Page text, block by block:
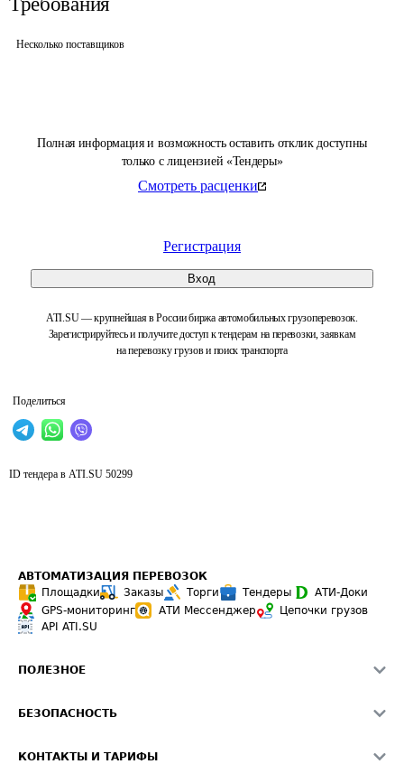
Полная информация и возможность оставить отклик доступны
только с лицензией «Тендеры»
Смотреть расценки
Регистрация
Вход
ATI.SU — крупнейшая в России биржа автомобильных грузоперевозок.
Зарегистрируйтесь и получите доступ к тендерам на перевозки, заявкам
на перевозку грузов и поиск транспорта
Поделиться
Несколько поставщиков
ID тендера в ATI.SU 50299
АВТОМАТИЗАЦИЯ ПЕРЕВОЗОК
Площадки
Заказы Торги Тендеры
АТИ-Доки
GPS-мониторинг
АТИ Мессенджер
Цепочки грузов
API ATI.SU
ПОЛЕЗНОЕ
Звезды ATI.SU на вашем сайте
БЕЗОПАСНОСТЬ
КОНТАКТЫ И ТАРИФЫ